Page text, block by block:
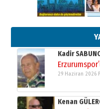
Esat
Başkan
bir vizyon
02 Ağustos 2026
Kadir
29 Haziran 2026
Kenan